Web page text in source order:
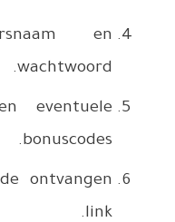
Kies
Bevestig